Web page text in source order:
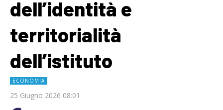
dell’identità e
territorialità
dell’istituto
ECONOMIA
25 Giugno 2026 08:01